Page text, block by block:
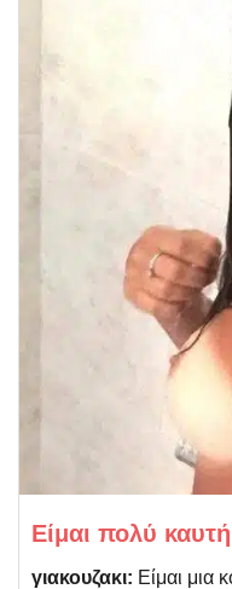
Είμαι πολύ
γιακουζακι: Είμαι μια